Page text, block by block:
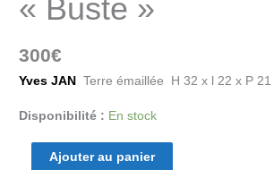
« Buste »
300€
Yves JAN Terre émaillée H 32 x l 22 x P 21
Disponibilité : En stock
Ajouter au panier